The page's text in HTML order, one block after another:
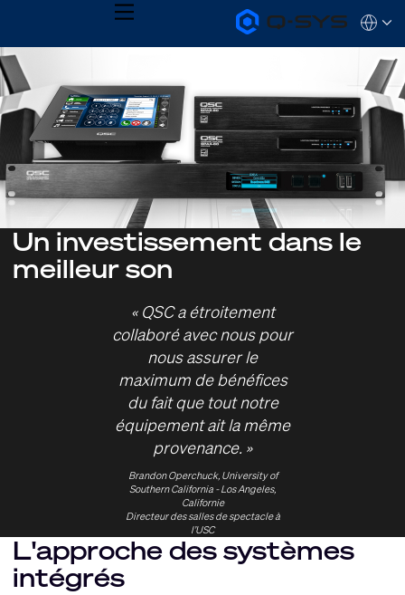
Q-
SYS
MENU
India (English)
Deutsch
Español
Français
日本語
한국어
Un investissement dans le
meilleur son
« QSC a étroitement
collaboré avec nous pour
nous assurer le
maximum de bénéfices
du fait que tout notre
équipement ait la même
provenance. »
Brandon Operchuck, University of
Southern California - Los Angeles,
Californie
Directeur des salles de spectacle à
l’USC
L'approche des systèmes
intégrés